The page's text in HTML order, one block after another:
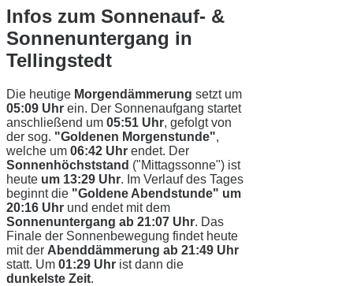
Infos zum Sonnenauf- &
Sonnenuntergang in
Tellingstedt
Die heutige Morgendämmerung setzt um
05:09 Uhr ein. Der Sonnenaufgang startet
anschließend um 05:51 Uhr, gefolgt von
der sog. "Goldenen Morgenstunde",
welche um 06:42 Uhr endet. Der
Sonnenhöchststand ("Mittagssonne") ist
heute um 13:29 Uhr. Im Verlauf des Tages
beginnt die "Goldene Abendstunde" um
20:16 Uhr und endet mit dem
Sonnenuntergang ab 21:07 Uhr. Das
Finale der Sonnenbewegung findet heute
mit der Abenddämmerung ab 21:49 Uhr
statt. Um 01:29 Uhr ist dann die
dunkelste Zeit.